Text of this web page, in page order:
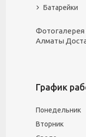
Батарейки
Алматы
График
Понедельник
Вторник